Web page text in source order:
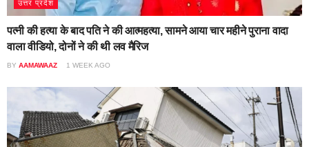
उत्तर प्रदेश
पत्नी की हत्या के बाद पति ने की आत्महत्या, सामने आया चार महीने पुराना वादा
वाला वीडियो, दोनों ने की थी लव मैरिज
BY AAMAWAAZ 1 WEEK AGO